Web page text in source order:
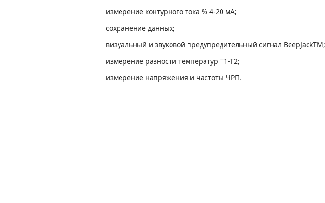
измерение контурного тока % 4-20 мА;
сохранение данных;
визуальный и звуковой предупредительный сигнал BeepJackTM;
измерение разности температур T1-T2;
измерение напряжения и частоты ЧРП.